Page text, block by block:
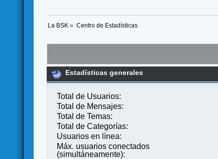
La BSK » Centro de Estadísticas
Estadísticas generales
Total de Usuarios:
Total de Mensajes:
Total de Temas:
Total de Categorías:
Usuarios en línea:
Máx. usuarios conectados
(simultáneamente):